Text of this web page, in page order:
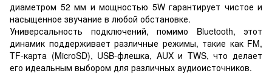
диаметром 52 мм и мощностью 5W гарантирует чистое и
насыщенное звучание в любой обстановке.
Универсальность подключений, помимо Bluetooth, этот
динамик поддерживает различные режимы, такие как FM,
TF-карта (MicroSD), USB-флешка, AUX и TWS, что делает
его идеальным выбором для различных аудиоисточников.